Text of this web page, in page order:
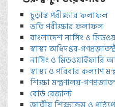
চুড়ান্ত পরীক্ষার ফলাফল
ভর্তি পরীক্ষার ফলাফল
বাংলাদেশ নার্সিং ও
স্বাস্থ্য অধিদপ্তর-
নার্সিং ও মিডওয়াইফারি
স্বাস্থ্য ও পরিবার কল্যাণ
শিক্ষা মন্ত্রণালয়-
বোর্ড রেজাল্ট